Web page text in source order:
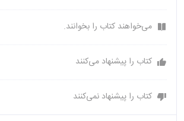
می‌خواهند کتاب را بخوانند.
کتاب را پیشنهاد می‌کنند
کتاب را پیشنهاد نمی‌کنند